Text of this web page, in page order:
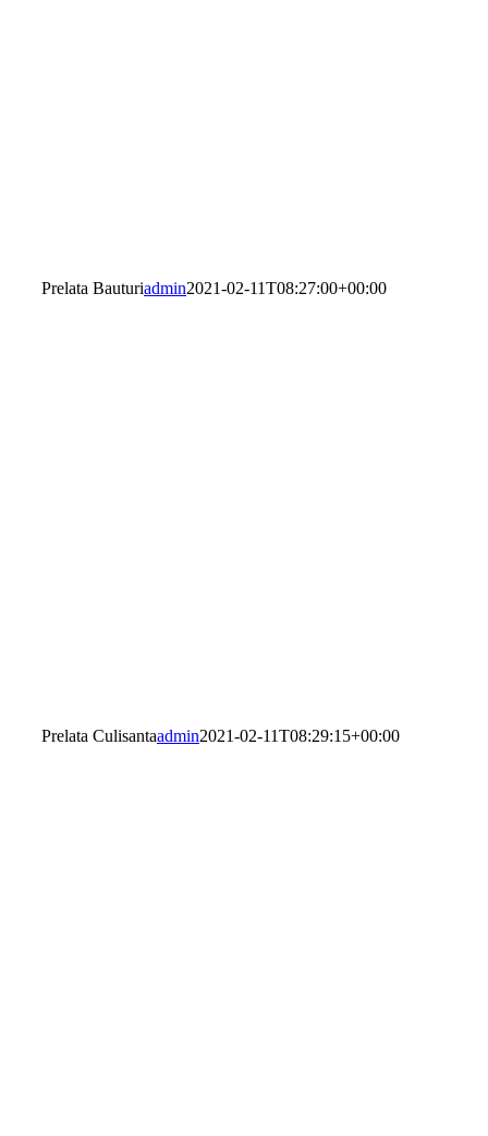
Prelata Bauturiadmin2021-02-11T08:27:00+00:00
Prelata Culisantaadmin2021-02-11T08:29:15+00:00